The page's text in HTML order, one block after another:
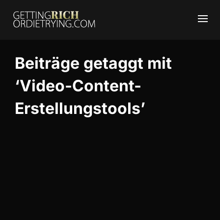
Beiträge getaggt mit
‘Video-Content-
Erstellungstools’